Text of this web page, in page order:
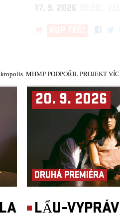
17. 9. 2026
20. 9. 2026
DRUHÁ PREMIÉRA
MHMP PODPOŘIL PROJEKT